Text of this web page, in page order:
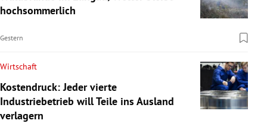
hochsommerlich
Gestern
Wirtschaft
Kostendruck: Jeder vierte
Industriebetrieb will Teile ins Ausland
verlagern